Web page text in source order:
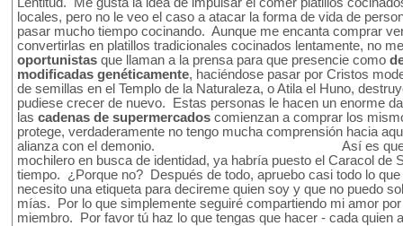
locales, pero no le veo el caso a atacar la forma de vida de
pasar mucho tiempo cocinando. Aunque me encanta comprar
convertirlas en platillos tradicionales cocinados lentamente, no
oportunistas que llaman a la prensa para que presencie como
modificadas genéticamente, haciéndose pasar por Cristos
de semillas en el Templo de la Naturaleza, o Atila el Huno,
pudiese crecer de nuevo. Estas personas le hacen un enorme
las cadenas de supermercados comienzan a comprar los
protege, verdaderamente no tengo mucha comprensión hacia
alianza con el demonio. Así es que si yo
mochilero en busca de identidad, ya habría puesto el Caracol de
tiempo. ¿Porque no? Después de todo, apruebo casi todo lo
necesito una etiqueta para decireme quien soy y que no puedo
mías. Por lo que simplemente seguiré compartiendo mi amor
miembro. Por favor tú haz lo que tengas que hacer - cada quien